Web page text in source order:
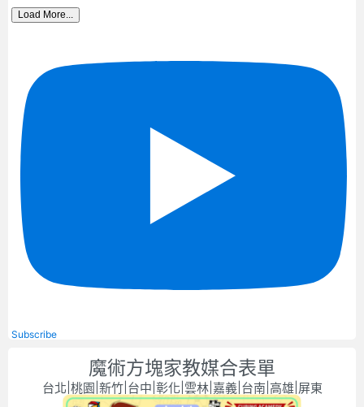
Load More...
Subscribe
魔術方塊家教媒合表單
台北|桃園|新竹|台中|彰化|雲林|嘉義|台南|高雄|屏東